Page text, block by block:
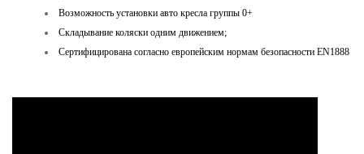
Возможность установки авто кресла группы 0+
Складывание коляски одним движением;
Сертифицирована согласно европейским нормам безопасности EN1888